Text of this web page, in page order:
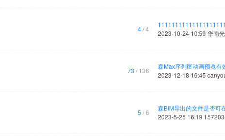
4/ 4
11111111111111111111
2023-10-24 10:59 华南
73 / 136
森Max序列图动画预览有
2023-12-18 16:45
5 / 6
森BIM导出的文件是否可
2023-5-25 16:19